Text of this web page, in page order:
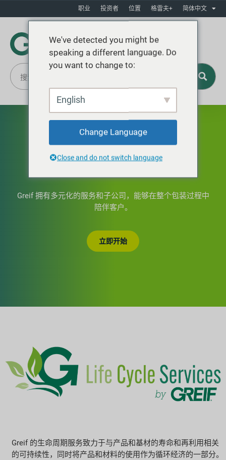
职业 投资者 位置 格雷夫+ 简体中文
Greif 拥有多元化的服务和子公司，能够在整个包装过程中
陪伴客户。
立即开始
Greif 的生命周期服务致力于与产品和基材的寿命和再利用相关
的可持续性，同时将产品和材料的使用作为循环经济的一部分。
We've detected you might be
speaking a different language. Do
you want to change to:
English
Change Language
Close and do not switch language